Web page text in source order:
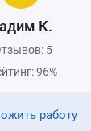
К.
5
96%
работу